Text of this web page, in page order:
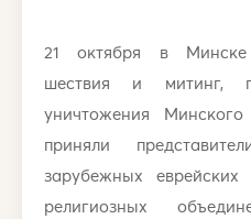
21 октября в Минске
шествия и митинг,
уничтожения
приняли
зарубежных
религиозных